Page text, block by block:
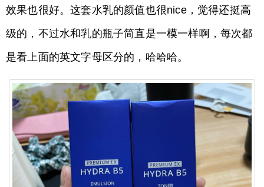
效果也很好。这套水乳的颜值也很nice，觉得还挺高
级的，不过水和乳的瓶子简直是一模一样啊，每次都
是看上面的英文字母区分的，哈哈哈。